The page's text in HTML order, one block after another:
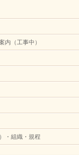
内（工事中）
・組織・規程